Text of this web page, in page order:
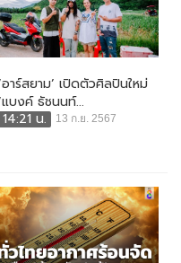
อาร์สยาม’ เปิดตัวศิลปินใหม่
แบงค์ ธัชนนท์...
14:21 น.
13 ก.ย. 2567